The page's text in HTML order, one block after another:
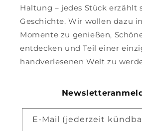
Haltung – jedes Stück erzählt
Geschichte. Wir wollen dazu
Momente zu genießen,
entdecken und Teil einer
handverlesenen Welt zu
E-Mail (jederzeit